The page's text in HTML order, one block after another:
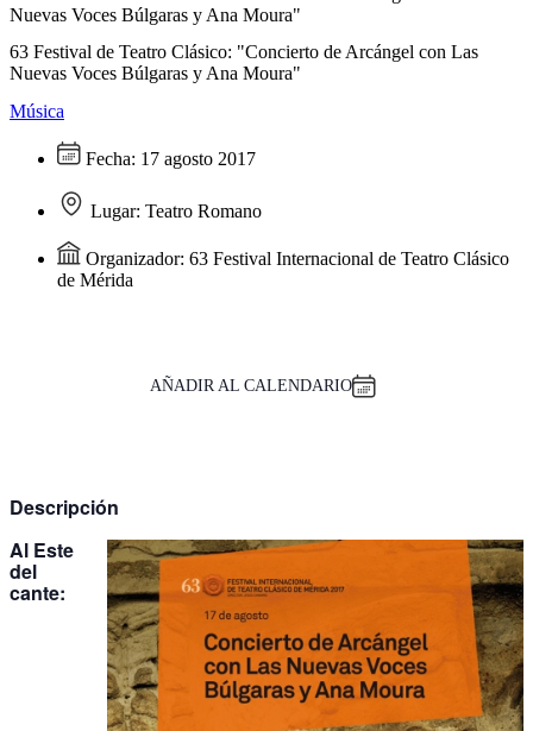
Nuevas Voces Búlgaras y Ana Moura"
63 Festival de Teatro Clásico: "Concierto de Arcángel con Las
Nuevas Voces Búlgaras y Ana Moura"
Música
Fecha: 17 agosto 2017
Lugar: Teatro Romano
Organizador: 63 Festival Internacional de Teatro Clásico
de Mérida
AÑADIR AL CALENDARIO
Descripción
Al Este
del
cante: